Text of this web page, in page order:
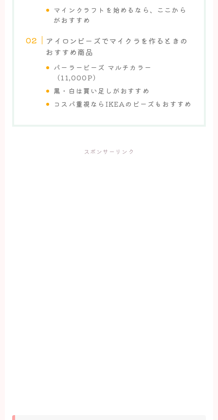
マインクラフトを始めるなら、ここから
がおすすめ
アイロンビーズでマイクラを作るときの
おすすめ商品
パーラービーズ マルチカラー
（11,000P）
黒・白は買い足しがおすすめ
コスパ重視ならIKEAのビーズもおすすめ
スポンサーリンク